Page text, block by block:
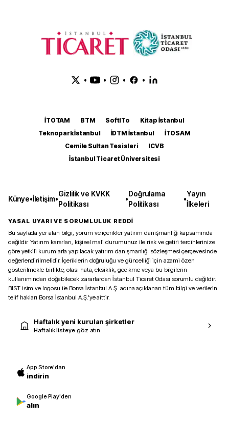
• • • •
İTOTAM BTM SoftITo
Kitap İstanbul
Teknopark İstanbul
İDTM İstanbul
İTOSAM
Cemile Sultan Tesisleri
ICVB
İstanbul Ticaret Üniversitesi
Künye•İletişim•
Gizlilik ve KVKK
Politikası
•
Doğrulama
Politikası
•
Yayın
İlkeleri
YASAL UYARI VE SORUMLULUK REDDİ
Bu sayfada yer alan bilgi, yorum ve içerikler yatırım danışmanlığı kapsamında
değildir. Yatırım kararları, kişisel mali durumunuz ile risk ve getiri tercihlerinize
göre yetkili kurumlarla yapılacak yatırım danışmanlığı sözleşmesi çerçevesinde
değerlendirilmelidir. İçeriklerin doğruluğu ve güncelliği için azami özen
gösterilmekle birlikte, olası hata, eksiklik, gecikme veya bu bilgilerin
kullanımından doğabilecek zararlardan İstanbul Ticaret Odası sorumlu değildir.
BIST isim ve logosu ile Borsa İstanbul A.Ş. adına açıklanan tüm bilgi ve verilerin
telif hakları Borsa İstanbul A.Ş.’ye aittir.
Haftalık yeni kurulan şirketler
Haftalık listeye göz atın
App Store'dan
indirin
Google Play'den
alın